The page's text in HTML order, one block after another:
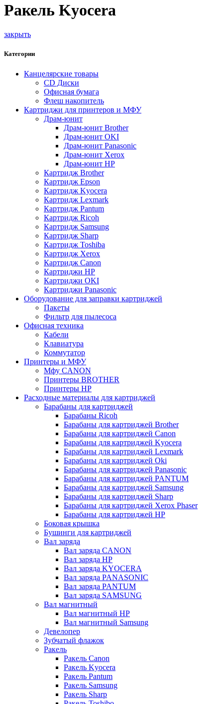
Ракель Kyocera
закрыть
Категории
Канцелярские товары
CD Диски
Офисная бумага
Флеш накопитель
Картриджи для принтеров и МФУ
Драм-юнит
Драм-юнит Brother
Драм-юнит OKI
Драм-юнит Panasonic
Драм-юнит Xerox
Драм-юнит НР
Картридж Brother
Картридж Epson
Картридж Kyocera
Картридж Lexmark
Картридж Pantum
Картридж Ricoh
Картридж Samsung
Картридж Sharp
Картридж Toshiba
Картридж Xerox
Картридж Сanon
Картриджи HP
Картриджи OKI
Картриджи Panasonic
Оборудование для заправки картриджей
Пакеты
Фильтр для пылесоса
Офисная техника
Кабели
Клавиатура
Коммутатор
Принтеры и МФУ
Мфу CANON
Принтеры BROTHER
Принтеры HP
Расходные материалы для картриджей
Барабаны для картриджей
Барабаны Ricoh
Барабаны для картриджей Brother
Барабаны для картриджей Canon
Барабаны для картриджей Kyocera
Барабаны для картриджей Lexmark
Барабаны для картриджей Oki
Барабаны для картриджей Panasonic
Барабаны для картриджей PANTUM
Барабаны для картриджей Samsung
Барабаны для картриджей Sharp
Барабаны для картриджей Xerox Phaser
Барабаны для картриджей НР
Боковая крышка
Бушинги для картриджей
Вал заряда
Вал заряда CANON
Вал заряда HP
Вал заряда KYOCERA
Вал заряда PANASONIC
Вал заряда PANTUM
Вал заряда SAMSUNG
Вал магнитный
Вал магнитный HP
Вал магнитный Samsung
Девелопер
Зубчатый флажок
Ракель
Ракель Canon
Ракель Kyocera
Ракель Pantum
Ракель Samsung
Ракель Sharp